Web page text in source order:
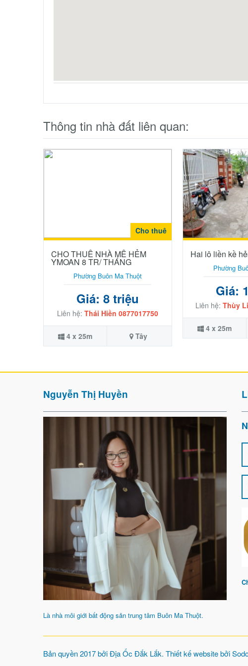
Thông tin nhà đất liên quan:
Cho thuê
CHO THUÊ NHÀ MÊ HẺM
YMOAN 8 TR/ THÁNG
Phường Buôn Ma Thuột
Giá: 8 triệu
Liên hệ:Thái Hiền 0877017750
4 x 25m Tây
Hai lô liền kề
Phường
Giá:
Liên hệ:Thùy
4 x 25m
Nguyễn Thị Huyền
Là nhà môi giới bất động sản trung tâm Buôn Ma Thuột.
Bản quyền 2017 bởiĐịa Ốc Đắk Lắk. Thiết kế website bởi